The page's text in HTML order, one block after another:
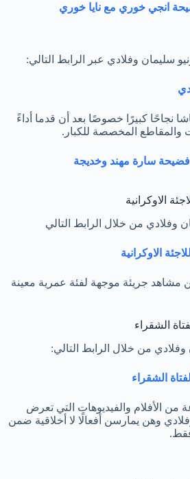
انجي خوري مع نايا خوري
سليمان وفلادي عبر الرابط التالي:
نجاحًا كبيرًا خصوصًا بعد أن قدما أداءً
والمقاطع المخصصة للكبار.
فضيحة سارة مهند وخديجة
الاوكرانية
وفلادي من خلال الرابط التالي
الاوكرانية
مشاهد جريئة موجهة لفئة عمرية معينة
الشقراء
من خلال الرابط التالي:
الشقراء
الأفلام والفيديوهات التي تعرض
وهن يمارسن أفعالًا لا أخلاقية ضمن